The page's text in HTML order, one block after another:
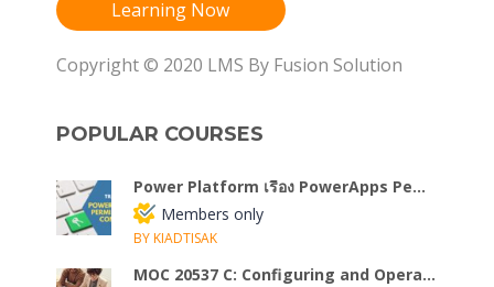
Learning Now
Copyright © 2020 LMS By Fusion Solution
POPULAR COURSES
Power Platform เรื่อง PowerApps Pe...
Members only
BY KIADTISAK
MOC 20537 C: Configuring and Opera...